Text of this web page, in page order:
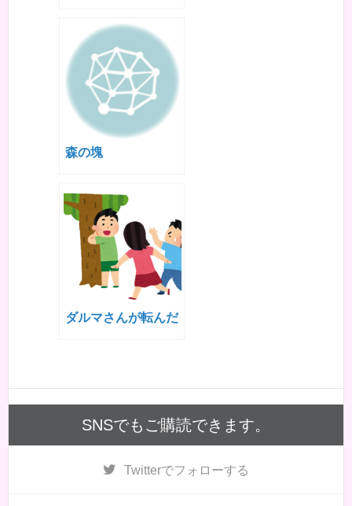
森の塊
ダルマさんが転んだ
SNSでもご購読できます。
Twitterでフォローする